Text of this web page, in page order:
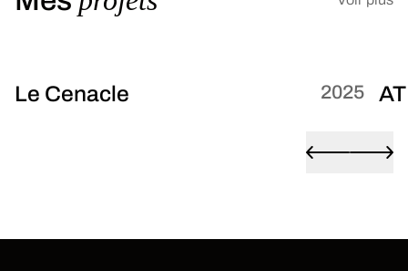
TypeScript Tailwind CSS
Le Cenacle 2025